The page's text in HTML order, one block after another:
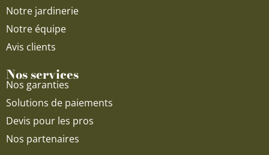
Notre jardinerie
Notre équipe
Avis clients
Nos services
Nos garanties
Solutions de paiements
Devis pour les pros
Nos partenaires